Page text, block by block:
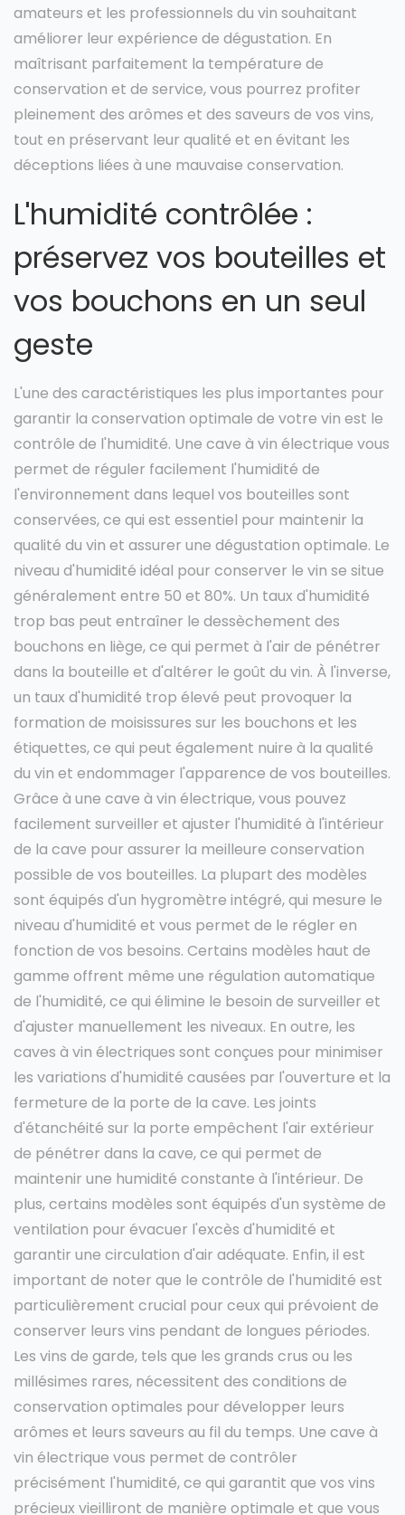
amateurs et les professionnels du vin souhaitant
améliorer leur expérience de dégustation. En
maîtrisant parfaitement la température de
conservation et de service, vous pourrez profiter
pleinement des arômes et des saveurs de vos vins,
tout en préservant leur qualité et en évitant les
déceptions liées à une mauvaise conservation.
L'humidité contrôlée :
préservez vos bouteilles et
vos bouchons en un seul
geste
L'une des caractéristiques les plus importantes pour
garantir la conservation optimale de votre vin est le
contrôle de l'humidité. Une cave à vin électrique vous
permet de réguler facilement l'humidité de
l'environnement dans lequel vos bouteilles sont
conservées, ce qui est essentiel pour maintenir la
qualité du vin et assurer une dégustation optimale. Le
niveau d'humidité idéal pour conserver le vin se situe
généralement entre 50 et 80%. Un taux d'humidité
trop bas peut entraîner le dessèchement des
bouchons en liège, ce qui permet à l'air de pénétrer
dans la bouteille et d'altérer le goût du vin. À l'inverse,
un taux d'humidité trop élevé peut provoquer la
formation de moisissures sur les bouchons et les
étiquettes, ce qui peut également nuire à la qualité
du vin et endommager l'apparence de vos bouteilles.
Grâce à une cave à vin électrique, vous pouvez
facilement surveiller et ajuster l'humidité à l'intérieur
de la cave pour assurer la meilleure conservation
possible de vos bouteilles. La plupart des modèles
sont équipés d'un hygromètre intégré, qui mesure le
niveau d'humidité et vous permet de le régler en
fonction de vos besoins. Certains modèles haut de
gamme offrent même une régulation automatique
de l'humidité, ce qui élimine le besoin de surveiller et
d'ajuster manuellement les niveaux. En outre, les
caves à vin électriques sont conçues pour minimiser
les variations d'humidité causées par l'ouverture et la
fermeture de la porte de la cave. Les joints
d'étanchéité sur la porte empêchent l'air extérieur
de pénétrer dans la cave, ce qui permet de
maintenir une humidité constante à l'intérieur. De
plus, certains modèles sont équipés d'un système de
ventilation pour évacuer l'excès d'humidité et
garantir une circulation d'air adéquate. Enfin, il est
important de noter que le contrôle de l'humidité est
particulièrement crucial pour ceux qui prévoient de
conserver leurs vins pendant de longues périodes.
Les vins de garde, tels que les grands crus ou les
millésimes rares, nécessitent des conditions de
conservation optimales pour développer leurs
arômes et leurs saveurs au fil du temps. Une cave à
vin électrique vous permet de contrôler
précisément l'humidité, ce qui garantit que vos vins
précieux vieilliront de manière optimale et que vous